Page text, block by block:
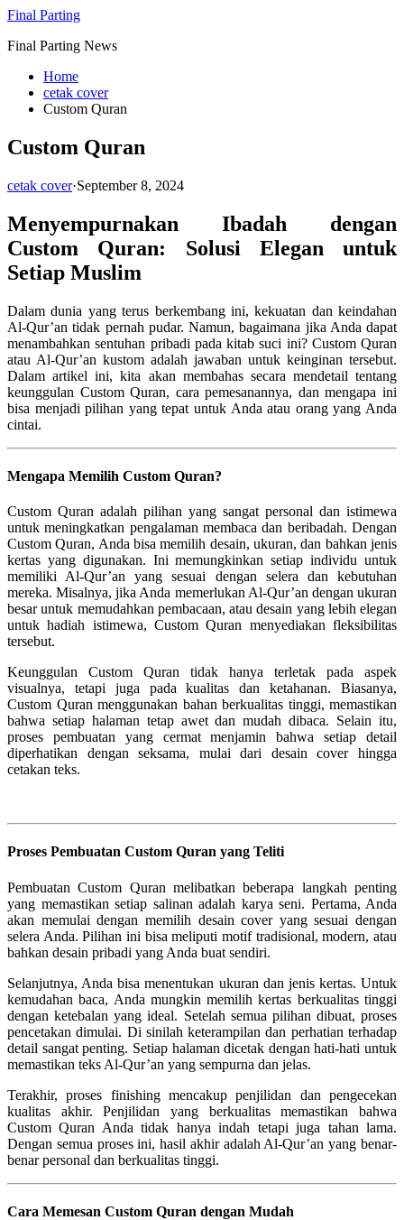
Skip
content
Final Parting
Final Parting News
Home
cetak cover
Custom Quran
Custom Quran
cetak cover·September 8, 2024
Menyempurnakan Ibadah dengan
Custom Quran: Solusi Elegan untuk
Setiap Muslim
Dalam dunia yang terus berkembang ini, kekuatan dan keindahan
Al-Qur’an tidak pernah pudar. Namun, bagaimana jika Anda dapat
menambahkan sentuhan pribadi pada kitab suci ini? Custom Quran
atau Al-Qur’an kustom adalah jawaban untuk keinginan tersebut.
Dalam artikel ini, kita akan membahas secara mendetail tentang
keunggulan Custom Quran, cara pemesanannya, dan mengapa ini
bisa menjadi pilihan yang tepat untuk Anda atau orang yang Anda
cintai.
Mengapa Memilih Custom Quran?
Custom Quran adalah pilihan yang sangat personal dan istimewa
untuk meningkatkan pengalaman membaca dan beribadah. Dengan
Custom Quran, Anda bisa memilih desain, ukuran, dan bahkan jenis
kertas yang digunakan. Ini memungkinkan setiap individu untuk
memiliki Al-Qur’an yang sesuai dengan selera dan kebutuhan
mereka. Misalnya, jika Anda memerlukan Al-Qur’an dengan ukuran
besar untuk memudahkan pembacaan, atau desain yang lebih elegan
untuk hadiah istimewa, Custom Quran menyediakan fleksibilitas
tersebut.
Keunggulan Custom Quran tidak hanya terletak pada aspek
visualnya, tetapi juga pada kualitas dan ketahanan. Biasanya,
Custom Quran menggunakan bahan berkualitas tinggi, memastikan
bahwa setiap halaman tetap awet dan mudah dibaca. Selain itu,
proses pembuatan yang cermat menjamin bahwa setiap detail
diperhatikan dengan seksama, mulai dari desain cover hingga
cetakan teks.
Proses Pembuatan Custom Quran yang Teliti
Pembuatan Custom Quran melibatkan beberapa langkah penting
yang memastikan setiap salinan adalah karya seni. Pertama, Anda
akan memulai dengan memilih desain cover yang sesuai dengan
selera Anda. Pilihan ini bisa meliputi motif tradisional, modern, atau
bahkan desain pribadi yang Anda buat sendiri.
Selanjutnya, Anda bisa menentukan ukuran dan jenis kertas. Untuk
kemudahan baca, Anda mungkin memilih kertas berkualitas tinggi
dengan ketebalan yang ideal. Setelah semua pilihan dibuat, proses
pencetakan dimulai. Di sinilah keterampilan dan perhatian terhadap
detail sangat penting. Setiap halaman dicetak dengan hati-hati untuk
memastikan teks Al-Qur’an yang sempurna dan jelas.
Terakhir, proses finishing mencakup penjilidan dan pengecekan
kualitas akhir. Penjilidan yang berkualitas memastikan bahwa
Custom Quran Anda tidak hanya indah tetapi juga tahan lama.
Dengan semua proses ini, hasil akhir adalah Al-Qur’an yang benar-
benar personal dan berkualitas tinggi.
Cara Memesan Custom Quran dengan Mudah